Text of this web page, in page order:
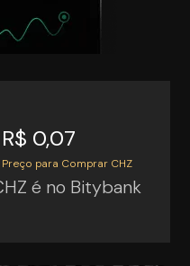
R$ 0,07
Preço para Comprar CHZ
é no Bitybank